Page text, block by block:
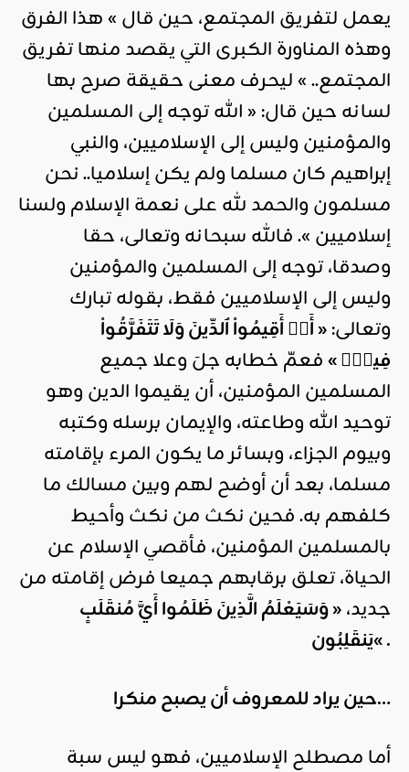
يعمل لتفريق المجتمع، حين قال » هذا الفرق
وهذه المناورة الكبرى التي يقصد منها تفريق
المجتمع.. » ليحرف معنى حقيقة صرح بها
لسانه حين قال: « الله توجه إلى المسلمين
والمؤمنين وليس إلى الإسلاميين، والنبي
إبراهيم كان مسلما ولم يكن إسلاميا.. نحن
مسلمون والحمد لله على نعمة الإسلام ولسنا
إسلاميين ». فالله سبحانه وتعالى، حقا
وصدقا، توجه إلى المسلمين والمؤمنين
وليس إلى الإسلاميين فقط، بقوله تبارك
وتعالى:« أَنۡ أَقِيمُواْ ٱلدِّينَ وَلَا تَتَفَرَّقُواْ
فِيهِۚ »فعمّ خطابه جلَ وعلا جميع
المسلمين المؤمنين، أن يقيموا الدين وهو
توحيد الله وطاعته، والإيمان برسله وكتبه
وبيوم الجزاء، وبسائر ما يكون المرء بإقامته
مسلما، بعد أن أوضح لهم وبين مسالك ما
كلفهم به. فحين نكث من نكث وأحيط
بالمسلمين المؤمنين، فأقصي الإسلام عن
الحياة، تعلق برقابهم جميعا فرض إقامته من
جديد،« وَسَيَعْلَمُ الَّذِينَ ظَلَمُوا أَيَّ مُنقَلَبٍ
يَنقَلِبُون«.
حين يراد للمعروف أن يصبح منكرا…